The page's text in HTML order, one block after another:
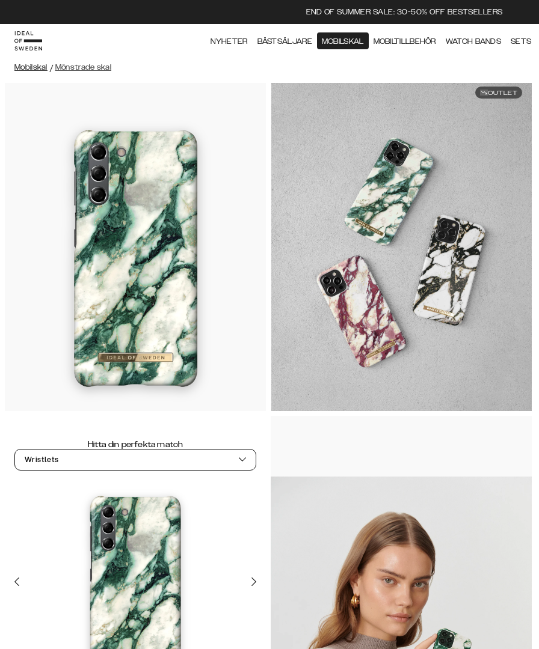
END OF SUMMER SALE: 30-50% OFF BESTSELLERS
NYHETER BÄSTSÄLJARE MOBILSKAL MOBILTILLBEHÖR WATCH BANDS SETS
Mobilskal / Mönstrade skal
OUTLET
Hitta din perfekta match
Wristlets